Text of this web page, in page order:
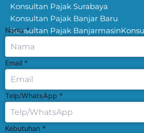
Konsultan Pajak Surabaya
Konsultan Pajak Banjar Baru
Konsultan Pajak Banjarmasin
Nama*
Email *
Telp/WhatsApp *
Kebutuhan *